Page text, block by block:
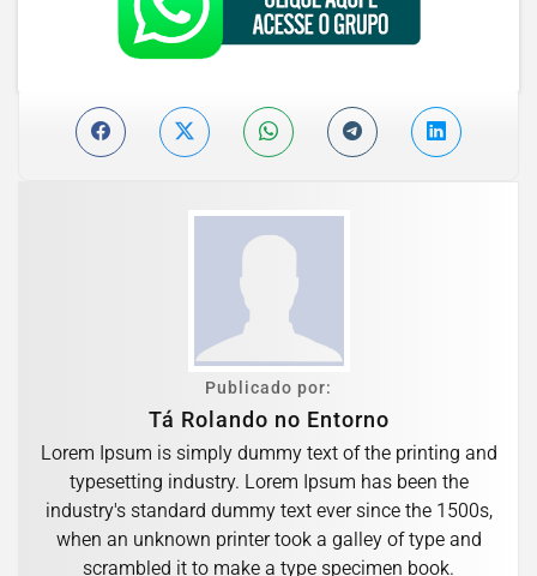
Publicado por:
Tá Rolando no Entorno
Lorem Ipsum is simply dummy text of the printing and
typesetting industry. Lorem Ipsum has been the
industry's standard dummy text ever since the 1500s,
when an unknown printer took a galley of type and
scrambled it to make a type specimen book.